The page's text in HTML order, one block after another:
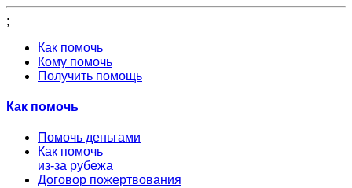
;
Как помочь
Кому помочь
Получить помощь
Как помочь
Помочь деньгами
Как помочь
из-за рубежа
Договор пожертвования